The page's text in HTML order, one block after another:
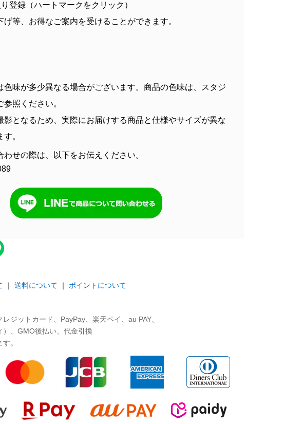
登録（ハートマークをクリック）
げ等、お得なご案内を受けることができます。
味が多少異なる場合がございます。商品の色味は、スタジ
照ください。
となるため、実際にお届けする商品と仕様やサイズが異な
。
わせの際は、以下をお伝えください。
｜ 送料について ｜ ポイントについて
ジットカード、PayPay、楽天ペイ、au PAY、
）、GMO後払い、代金引換
。